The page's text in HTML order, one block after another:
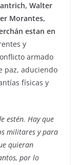
Walter
Morantes,
estan en
y
armado
paz, aduciendo
físicas y
estén. Hay que
militares y para
quieran
por lo